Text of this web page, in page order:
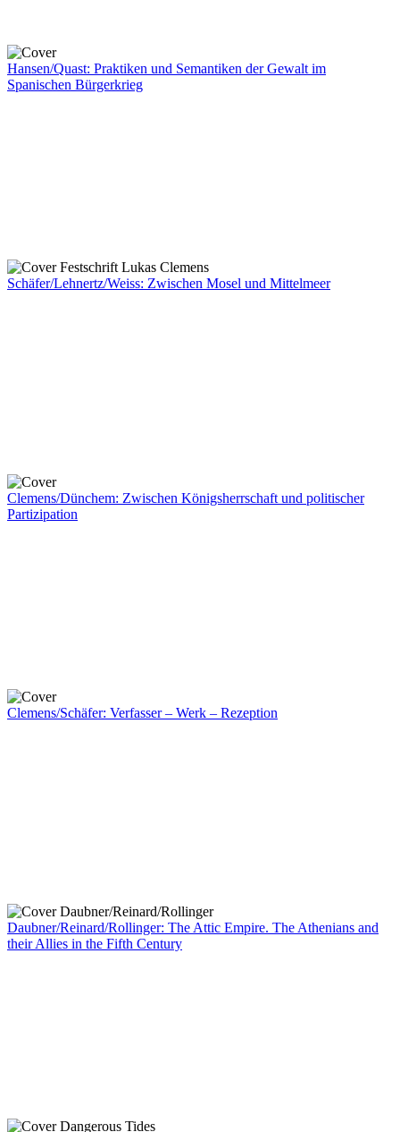
Hansen/Quast: Praktiken und Semantiken der Gewalt im
Spanischen Bürgerkrieg
Schäfer/Lehnertz/Weiss: Zwischen Mosel und Mittelmeer
Clemens/Dünchem: Zwischen Königsherrschaft und politischer
Partizipation
Clemens/Schäfer: Verfasser – Werk – Rezeption
Daubner/Reinard/Rollinger: The Attic Empire. The Athenians and
their Allies in the Fifth Century